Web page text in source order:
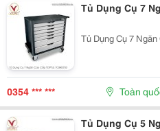
Tủ Dụng Cụ 7
Tủ Dụng Cụ 7
0354 *** *** Toàn
Tủ Dụng Cụ 5